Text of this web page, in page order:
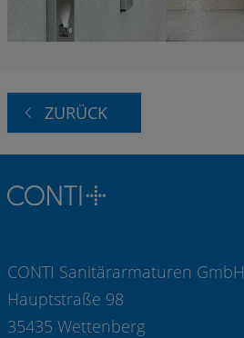
ZURÜCK
CONTI Sanitärarmaturen GmbH
Hauptstraße 98
35435 Wettenberg